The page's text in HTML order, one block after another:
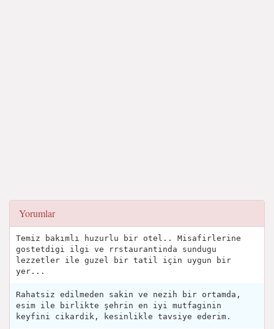
Yorumlar
Temiz bakımlı huzurlu bir otel.. Misafirlerine
gostetdigi ilgi ve rrstaurantinda sundugu
lezzetler ile guzel bir tatil için uygun bir
yer...
Rahatsiz edilmeden sakin ve nezih bir ortamda,
esim ile birlikte şehrin en iyi mutfaginin
keyfini cikardik, kesinlikle tavsiye ederim.